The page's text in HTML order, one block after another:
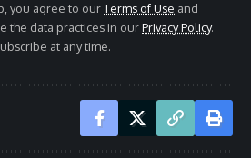
you agree to ourTerms of Use and
the data practices in ourPrivacy Policy.
at any time.